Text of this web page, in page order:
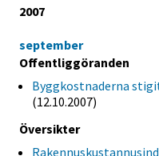
2007
september
Offentliggöranden
Byggkostnaderna
(12.10.2007)
Översikter